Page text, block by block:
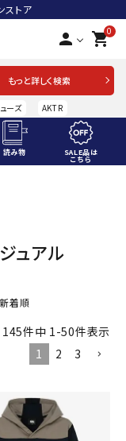
ストア
person 0
shopping_cart
もっと詳しく検索
ーズ AKTR
読み物 SALE品は
こちら
ュアル
新着順
145件中 1-50件表示
1
2 3